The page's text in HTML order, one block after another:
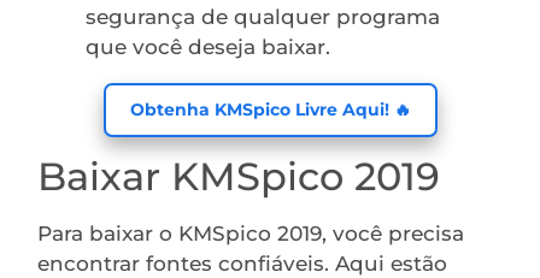
segurança de qualquer programa
que você deseja baixar.
Obtenha KMSpico Livre Aqui! 🔥
Baixar KMSpico 2019
Para baixar o KMSpico 2019, você precisa
encontrar fontes confiáveis. Aqui estão